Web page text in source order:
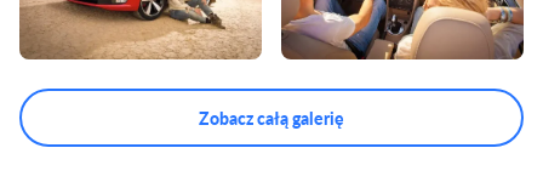
Zobacz całą galerię